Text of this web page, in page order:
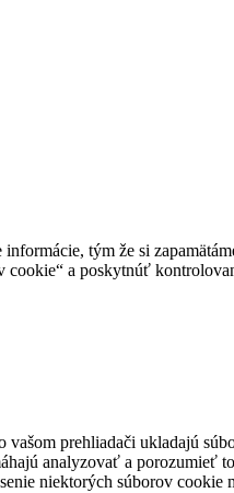
tým že si
cookie“ a poskytnúť
prehliadači ukladajú
analyzovať a porozumieť
niektorých súborov